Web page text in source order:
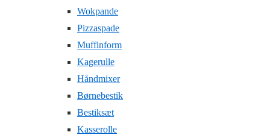
Wokpande
Pizzaspade
Muffinform
Kagerulle
Håndmixer
Børnebestik
Bestiksæt
Kasserolle